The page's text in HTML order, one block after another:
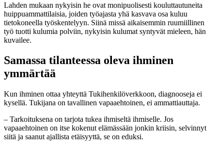
Lahden mukaan nykyisin he ovat monipuolisesti kouluttautuneita
huippuammattilaisia, joiden työajasta yhä kasvava osa kuluu
tietokoneella työskentelyyn. Siinä missä aikaisemmin ruumiillinen
työ tuotti kulumia polviin, nykyisin kulumat syntyvät mieleen, hän
kuvailee.
Samassa tilanteessa oleva ihminen
ymmärtää
Kun ihminen ottaa yhteyttä Tukihenkilöverkkoon, diagnooseja ei
kysellä. Tukijana on tavallinen vapaaehtoinen, ei ammattiauttaja.
– Tarkoituksena on tarjota tukea ihmiseltä ihmiselle. Jos
vapaaehtoinen on itse kokenut elämässään jonkin kriisin, selvinnyt
siitä ja saanut ajallista etäisyyttä, se on eduksi.